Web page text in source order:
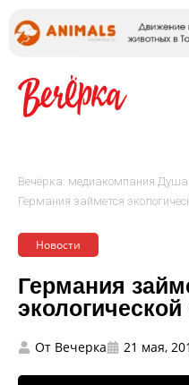
Вечёрка: медиакомпания
Германия займется
Новости
Германия
От Вечерка 21 мая,